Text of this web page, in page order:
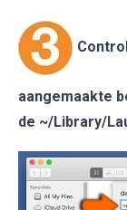
aangemaakte
de ~/Library/